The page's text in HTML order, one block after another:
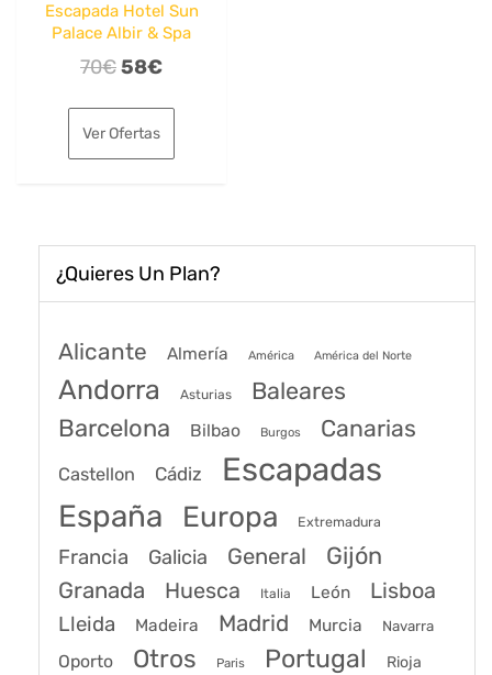
Escapada Hotel Sun
Palace Albir & Spa
70€El
original
era:
58€El
es:
Ver Ofertas
¿Quieres Un Plan?
Alicante Almería América América del Norte
Andorra Asturias Baleares
Barcelona Bilbao Burgos Canarias
Castellon Cádiz Escapadas
España Europa Extremadura
Francia Galicia General Gijón
Granada Huesca Italia León Lisboa
Lleida Madeira Madrid Murcia Navarra
Oporto Otros Paris Portugal Rioja